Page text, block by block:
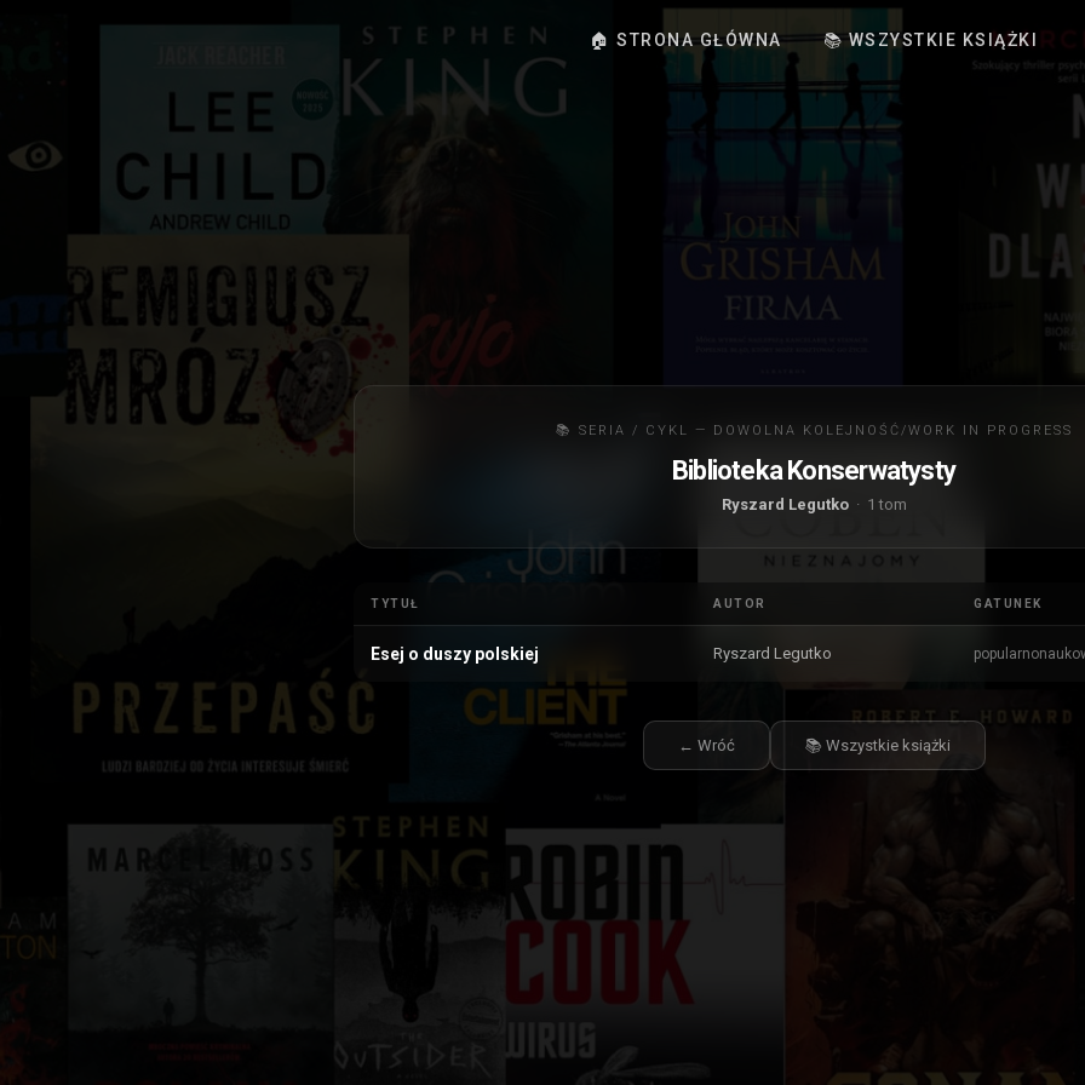
🏠 STRONA GŁÓWNA 📚 WSZYSTKIE KSIĄŻKI
📚 SERIA / CYKL — DOWOLNA KOLEJNOŚĆ/WORK IN PROGRESS
Biblioteka Konserwatysty
Ryszard Legutko· 1 tom
TYTUŁ AUTOR GATUNEK
Esej o duszy polskiej Ryszard Legutko
← Wróć 📚 Wszystkie książki